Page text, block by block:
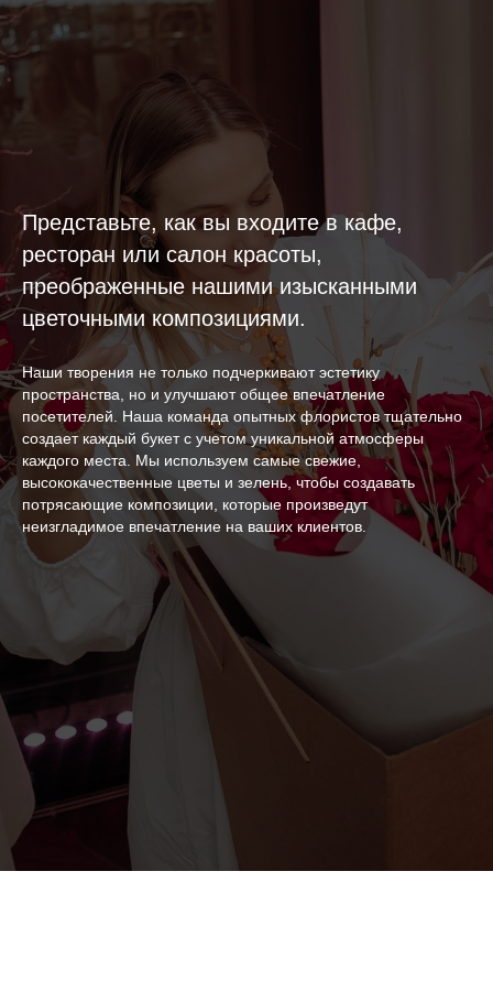
Представьте, как вы входите в кафе,
ресторан или салон красоты,
преображенные нашими изысканными
цветочными композициями.
Наши творения не только подчеркивают эстетику
пространства, но и улучшают общее впечатление
посетителей. Наша команда опытных флористов тщательно
создает каждый букет с учетом уникальной атмосферы
каждого места. Мы используем самые свежие,
высококачественные цветы и зелень, чтобы создавать
потрясающие композиции, которые произведут
неизгладимое впечатление на ваших клиентов.